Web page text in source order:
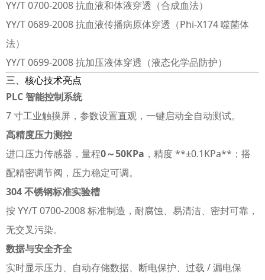
YY/T 0700‑2008 抗血液和体液穿透（合成血法）
YY/T 0689‑2008 抗血液传播病原体穿透（Phi‑X174 噬菌体
法）
YY/T 0699‑2008 抗加压液体穿透（液态化学品防护）
三、核心技术亮点
PLC 智能控制系统
7 寸工业触摸屏，参数设置直观，一键启动全自动测试。
高精度压力测控
进口压力传感器，量程0～50KPa ，精度 **±0.1KPa**；搭
配精密调节阀，压力稳定可调。
304 不锈钢标准实验槽
按 YY/T 0700‑2008 标准制造，耐腐蚀、易清洁、密封可靠，
无交叉污染。
数据与安全齐全
实时显示压力、自动存储数据、断电保护、过载 / 漏电保